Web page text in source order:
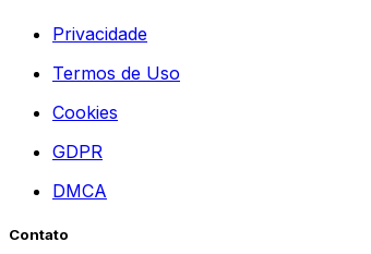
Privacidade
Termos de Uso
Cookies
GDPR
DMCA
Contato